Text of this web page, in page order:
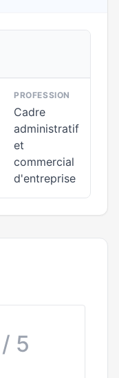
PROFESSION
Cadre
administratif
et
commercial
d'entreprise
/ 5